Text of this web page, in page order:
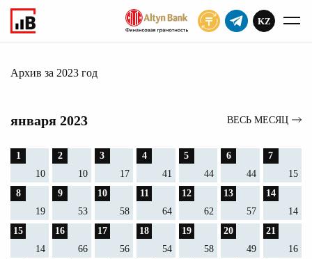
KZ
Главное
Архив за 2023 год
января 2023 ВЕСЬ МЕСЯЦ
1
10
2
10
3
17
4
41
5
44
6
44
7
15
8
19
9
53
10
58
11
64
12
62
13
57
14
14
15
14
16
66
17
56
18
54
19
58
20
49
21
16